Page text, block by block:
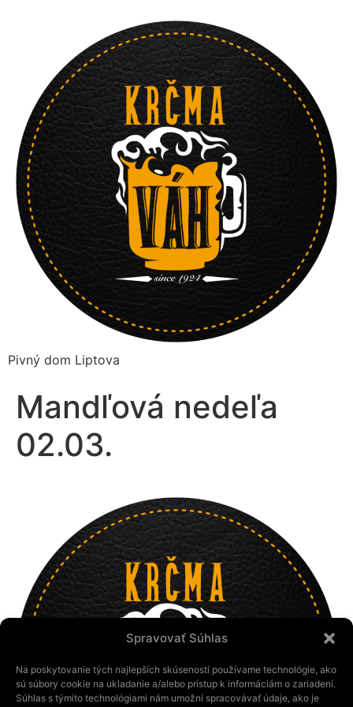
Spravovať Súhlas
Na poskytovanie tých najlepších skúseností používame technológie, ako
sú súbory cookie na ukladanie a/alebo prístup k informáciám o zariadení.
Súhlas s týmito technológiami nám umožní spracovávať údaje, ako je
Pivný dom Liptova
Mandľová nedeľa
02.03.